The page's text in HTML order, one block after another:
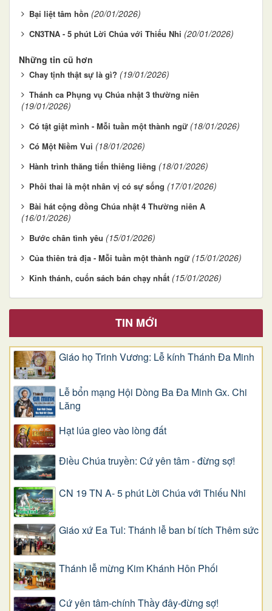
Bại liệt tâm hồn (20/01/2026)
CN3TNA - 5 phút Lời Chúa với Thiếu Nhi (20/01/2026)
Những tin cũ hơn
Chay tịnh thật sự là gì? (19/01/2026)
Thánh ca Phụng vụ Chúa nhật 3 thường niên
(19/01/2026)
Có tật giật mình - Mỗi tuần một thành ngữ (18/01/2026)
Có Một Niềm Vui (18/01/2026)
Hành trình thăng tiến thiêng liêng (18/01/2026)
Phôi thai là một nhân vị có sự sống (17/01/2026)
Bài hát cộng đồng Chúa nhật 4 Thường niên A
(16/01/2026)
Bước chân tình yêu (15/01/2026)
Của thiên trả địa - Mỗi tuần một thành ngữ (15/01/2026)
Kinh thánh, cuốn sách bán chạy nhất (15/01/2026)
TIN MỚI
Giáo họ Trinh Vương: Lễ kính Thánh Đa Minh
Lễ bổn mạng Hội Dòng Ba Đa Minh Gx. Chi
Lăng
Hạt lúa gieo vào lòng đất
Điều Chúa truyền: Cứ yên tâm - đừng sợ!
CN 19 TN A- 5 phút Lời Chúa với Thiếu Nhi
Giáo xứ Ea Tul: Thánh lễ ban bí tích Thêm sức
Thánh lễ mừng Kim Khánh Hôn Phối
Cứ yên tâm-chính Thầy đây-đừng sợ!